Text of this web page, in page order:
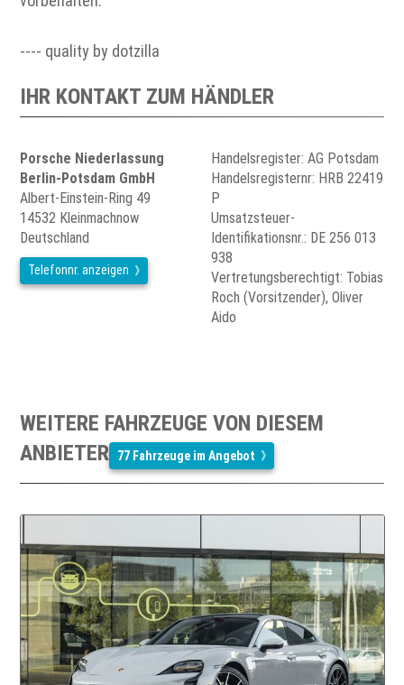
---- quality by dotzilla
IHR KONTAKT ZUM HÄNDLER
Porsche Niederlassung
Berlin-Potsdam GmbH
Albert-Einstein-Ring 49
14532 Kleinmachnow
Deutschland
Telefonnr. anzeigen
Handelsregister: AG Potsdam
Handelsregisternr: HRB 22419
P
Umsatzsteuer-
Identifikationsnr.: DE 256 013
938
Vertretungsberechtigt: Tobias
Roch (Vorsitzender), Oliver
Aido
WEITERE FAHRZEUGE VON DIESEM
ANBIETER 77 Fahrzeuge im Angebot